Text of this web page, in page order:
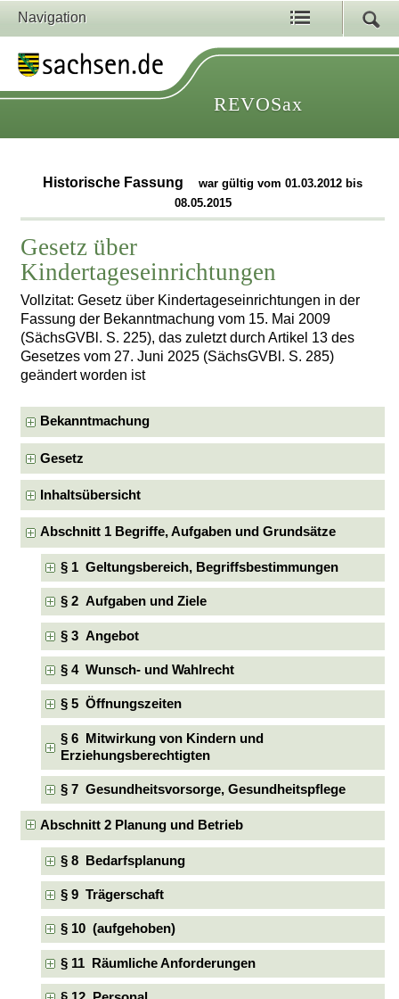
Navigation
REVOSax
Historische Fassung
war gültig vom 01.03.2012 bis
08.05.2015
Gesetz über
Kindertageseinrichtungen
Vollzitat: Gesetz über Kindertageseinrichtungen in der
Fassung der Bekanntmachung vom 15. Mai 2009
(SächsGVBl. S. 225), das zuletzt durch Artikel 13 des
Gesetzes vom 27. Juni 2025 (SächsGVBl. S. 285)
geändert worden ist
Bekanntmachung
Gesetz
Inhaltsübersicht
Abschnitt 1 Begriffe, Aufgaben und Grundsätze
§ 1 Geltungsbereich, Begriffsbestimmungen
§ 2 Aufgaben und Ziele
§ 3 Angebot
§ 4 Wunsch- und Wahlrecht
§ 5 Öffnungszeiten
§ 6 Mitwirkung von Kindern und
Erziehungsberechtigten
§ 7 Gesundheitsvorsorge, Gesundheitspflege
Abschnitt 2 Planung und Betrieb
§ 8 Bedarfsplanung
§ 9 Trägerschaft
§ 10 (aufgehoben)
§ 11 Räumliche Anforderungen